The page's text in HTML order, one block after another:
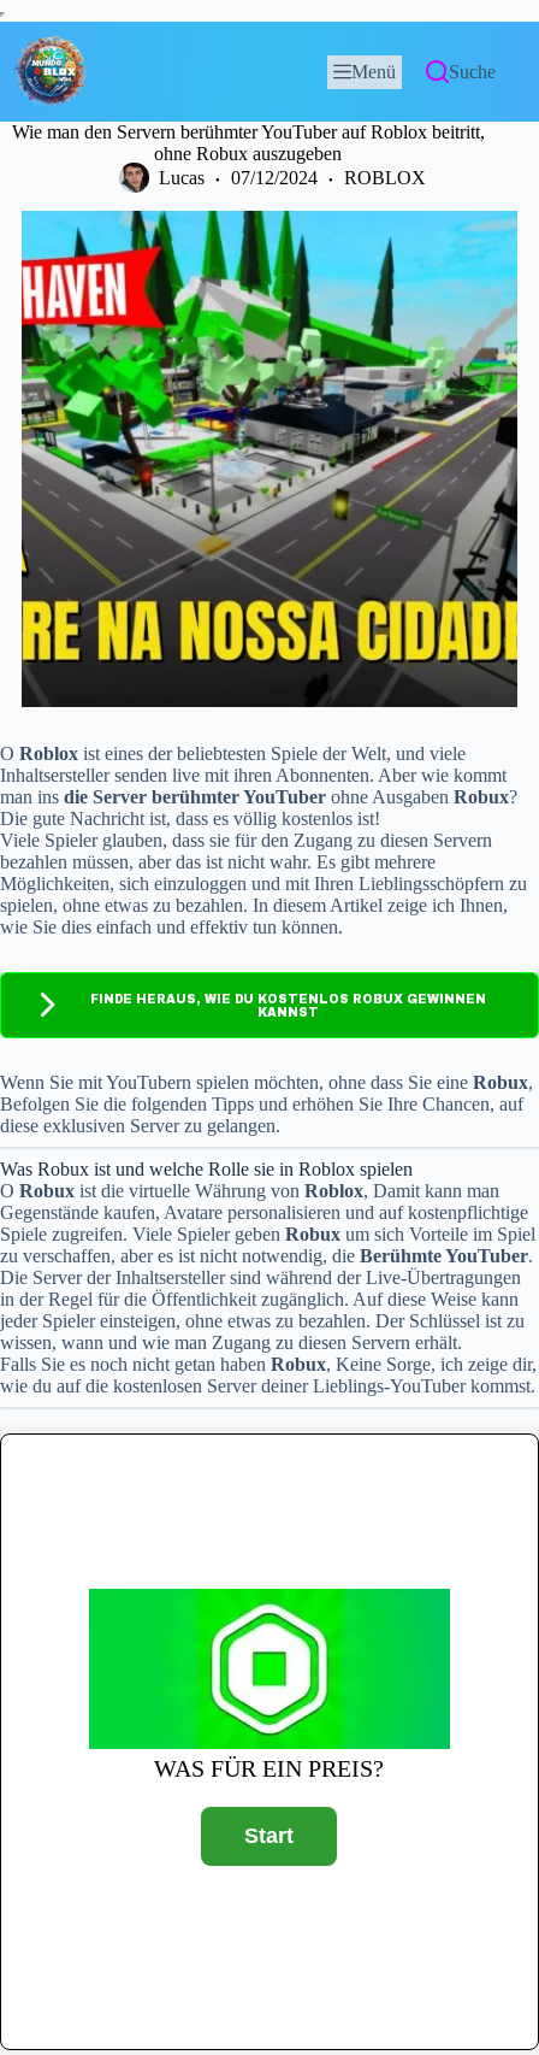
Menü Suche
Wie man den Servern berühmter YouTuber auf Roblox beitritt,
ohne Robux auszugeben
Lucas
07/12/2024 ROBLOX
O Roblox ist eines der beliebtesten Spiele der Welt, und viele
Inhaltsersteller senden live mit ihren Abonnenten. Aber wie kommt
man ins die Server berühmter YouTuber ohne Ausgaben Robux?
Die gute Nachricht ist, dass es völlig kostenlos ist!
Viele Spieler glauben, dass sie für den Zugang zu diesen Servern
bezahlen müssen, aber das ist nicht wahr. Es gibt mehrere
Möglichkeiten, sich einzuloggen und mit Ihren Lieblingsschöpfern zu
spielen, ohne etwas zu bezahlen. In diesem Artikel zeige ich Ihnen,
wie Sie dies einfach und effektiv tun können.
FINDE HERAUS, WIE DU KOSTENLOS ROBUX GEWINNEN
KANNST
Wenn Sie mit YouTubern spielen möchten, ohne dass Sie eine Robux,
Befolgen Sie die folgenden Tipps und erhöhen Sie Ihre Chancen, auf
diese exklusiven Server zu gelangen.
Was Robux ist und welche Rolle sie in Roblox spielen
O Robux ist die virtuelle Währung von Roblox, Damit kann man
Gegenstände kaufen, Avatare personalisieren und auf kostenpflichtige
Spiele zugreifen. Viele Spieler geben Robux um sich Vorteile im Spiel
zu verschaffen, aber es ist nicht notwendig, die Berühmte YouTuber.
Die Server der Inhaltsersteller sind während der Live-Übertragungen
in der Regel für die Öffentlichkeit zugänglich. Auf diese Weise kann
jeder Spieler einsteigen, ohne etwas zu bezahlen. Der Schlüssel ist zu
wissen, wann und wie man Zugang zu diesen Servern erhält.
Falls Sie es noch nicht getan haben Robux, Keine Sorge, ich zeige dir,
wie du auf die kostenlosen Server deiner Lieblings-YouTuber kommst.
WAS FÜR EIN PREIS?